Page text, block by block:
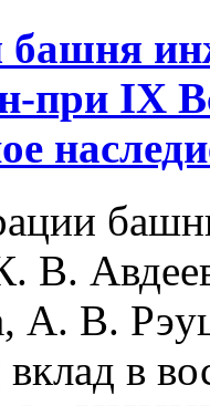
башня
IX
В.
А. В.
в